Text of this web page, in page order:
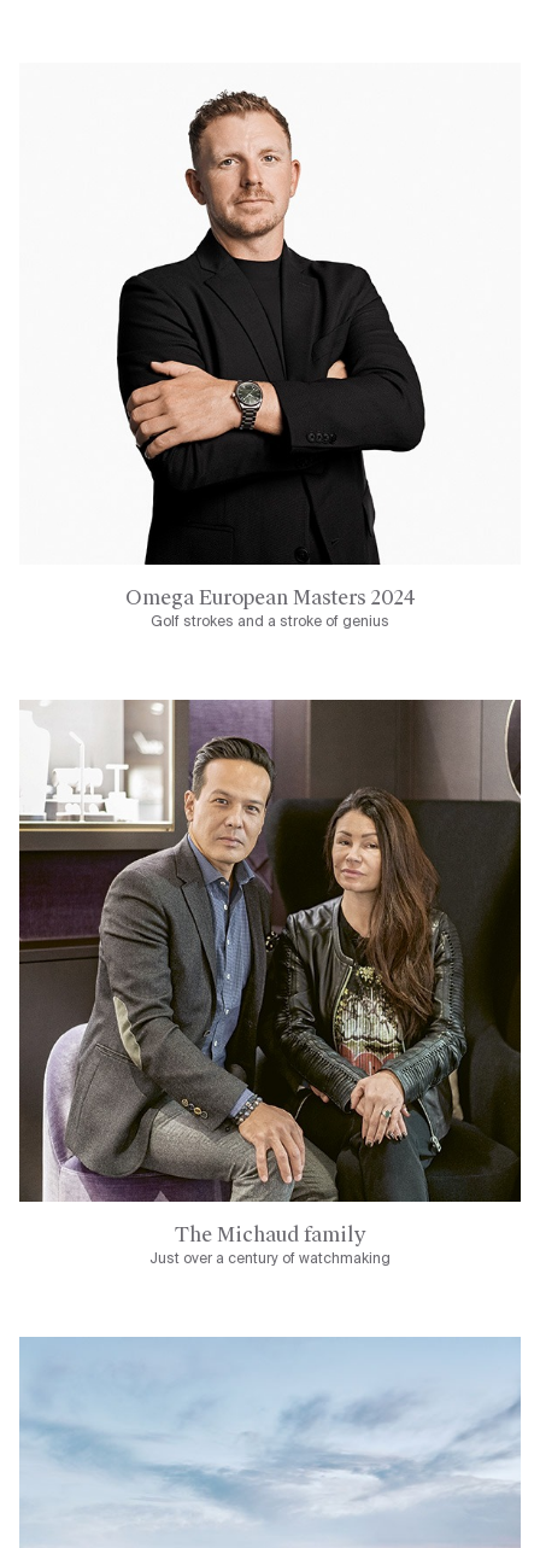
Omega European Masters 2024
Golf strokes and a stroke of genius
The Michaud family
Just over a century of watchmaking